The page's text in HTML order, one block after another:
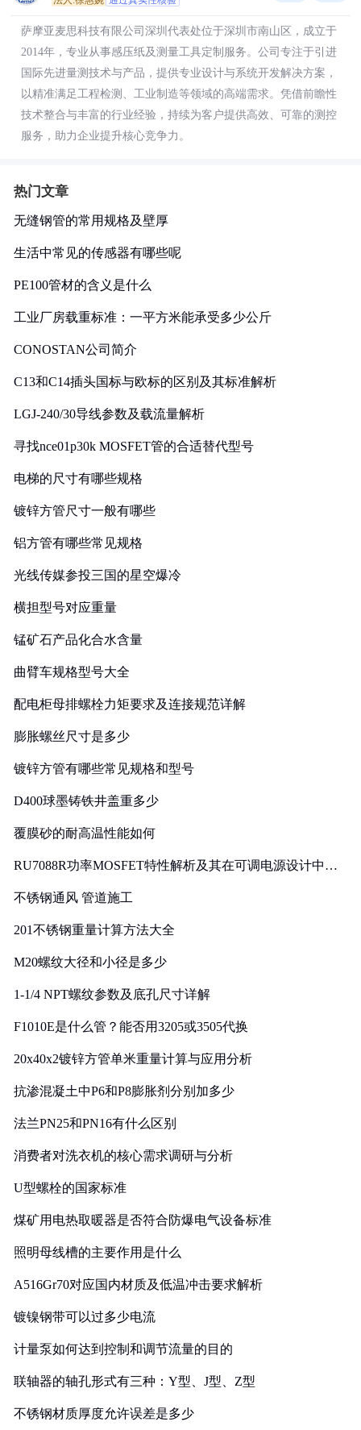
萨摩亚麦思科技有限公司深圳代表处位于深圳市南山区，成立于
2014年，专业从事感压纸及测量工具定制服务。公司专注于引进
国际先进量测技术与产品，提供专业设计与系统开发解决方案，
以精准满足工程检测、工业制造等领域的高端需求。凭借前瞻性
技术整合与丰富的行业经验，持续为客户提供高效、可靠的测控
服务，助力企业提升核心竞争力。
热门文章
无缝钢管的常用规格及壁厚
生活中常见的传感器有哪些呢
PE100管材的含义是什么
工业厂房载重标准：一平方米能承受多少公斤
CONOSTAN公司简介
C13和C14插头国标与欧标的区别及其标准解析
LGJ-240/30导线参数及载流量解析
寻找nce01p30k MOSFET管的合适替代型号
电梯的尺寸有哪些规格
镀锌方管尺寸一般有哪些
铝方管有哪些常见规格
光线传媒参投三国的星空爆冷
横担型号对应重量
锰矿石产品化合水含量
曲臂车规格型号大全
配电柜母排螺栓力矩要求及连接规范详解
膨胀螺丝尺寸是多少
镀锌方管有哪些常见规格和型号
D400球墨铸铁井盖重多少
覆膜砂的耐高温性能如何
RU7088R功率MOSFET特性解析及其在可调电源设计中的
不锈钢通风 管道施工
201不锈钢重量计算方法大全
M20螺纹大径和小径是多少
1-1/4 NPT螺纹参数及底孔尺寸详解
F1010E是什么管？能否用3205或3505代换
20x40x2镀锌方管单米重量计算与应用分析
抗渗混凝土中P6和P8膨胀剂分别加多少
法兰PN25和PN16有什么区别
消费者对洗衣机的核心需求调研与分析
U型螺栓的国家标准
煤矿用电热取暖器是否符合防爆电气设备标准
照明母线槽的主要作用是什么
A516Gr70对应国内材质及低温冲击要求解析
镀镍钢带可以过多少电流
计量泵如何达到控制和调节流量的目的
联轴器的轴孔形式有三种：Y型、J型、Z型
不锈钢材质厚度允许误差是多少